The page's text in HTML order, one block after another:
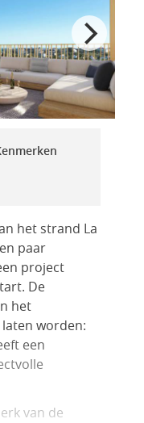
het strand La
paar
project
De
het
worden:
een
van de